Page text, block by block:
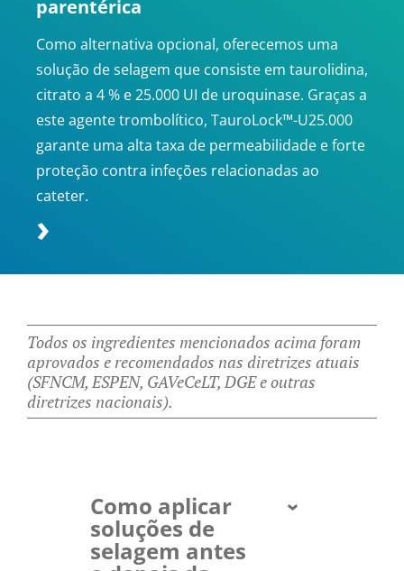
parentérica
Como alternativa opcional, oferecemos uma
solução de selagem que consiste em taurolidina,
citrato a 4 % e 25.000 UI de uroquinase. Graças a
este agente trombolítico, TauroLock™-U25.000
garante uma alta taxa de permeabilidade e forte
proteção contra infeções relacionadas ao
cateter.
Todos os ingredientes mencionados acima foram
aprovados e recomendados nas diretrizes atuais
(SFNCM, ESPEN, GAVeCeLT, DGE e outras
diretrizes nacionais).
Como aplicar
soluções de
selagem antes